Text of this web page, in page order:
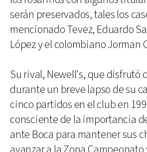
serán preservados, tales los
mencionado Tevez, Eduardo
López y el colombiano Jorman
Su rival, Newell's, que disfrutó
durante un breve lapso de su
cinco partidos en el club en
consciente de la importancia
ante Boca para mantener sus